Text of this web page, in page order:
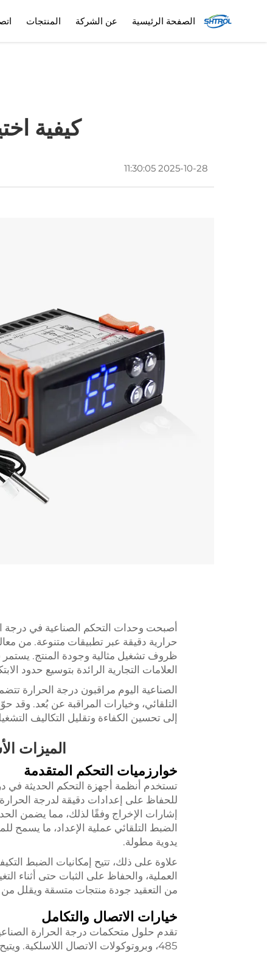
الصفحة الرئيسية عن الشركة المنتجات
كيفية
2025-10-28 11:30:05
أصبحت وحدات التحكم الصناعية في درجة
حرارية دقيقة عبر تطبيقات متنوعة. من
ظروف تشغيل مثالية وجودة المنتج.
العلامات التجارية الرائدة بتوسيع حدود
الصناعية اليوم مراقبون درجة الحرارة
التلقائي، وخيارات المراقبة عن بُعد. وقد
إلى تحسين الكفاءة وتقليل التكاليف
الميزات
خوارزميات التحكم المتقدمة
للحفاظ على إعدادات دقيقة لدرجة
إشارات الإخراج وفقًا لذلك، مما يضمن
الضبط التلقائي عملية الإعداد، ما يسمح
يدوية مطولة.
علاوة على ذلك، تتيح إمكانيات الضبط
العملية، والحفاظ على الثبات حتى أثناء
من التعقيد جودة منتجات متسقة ويقلل من
خيارات الاتصال والتكامل
485، وبروتوكولات الاتصال اللاسلكية.